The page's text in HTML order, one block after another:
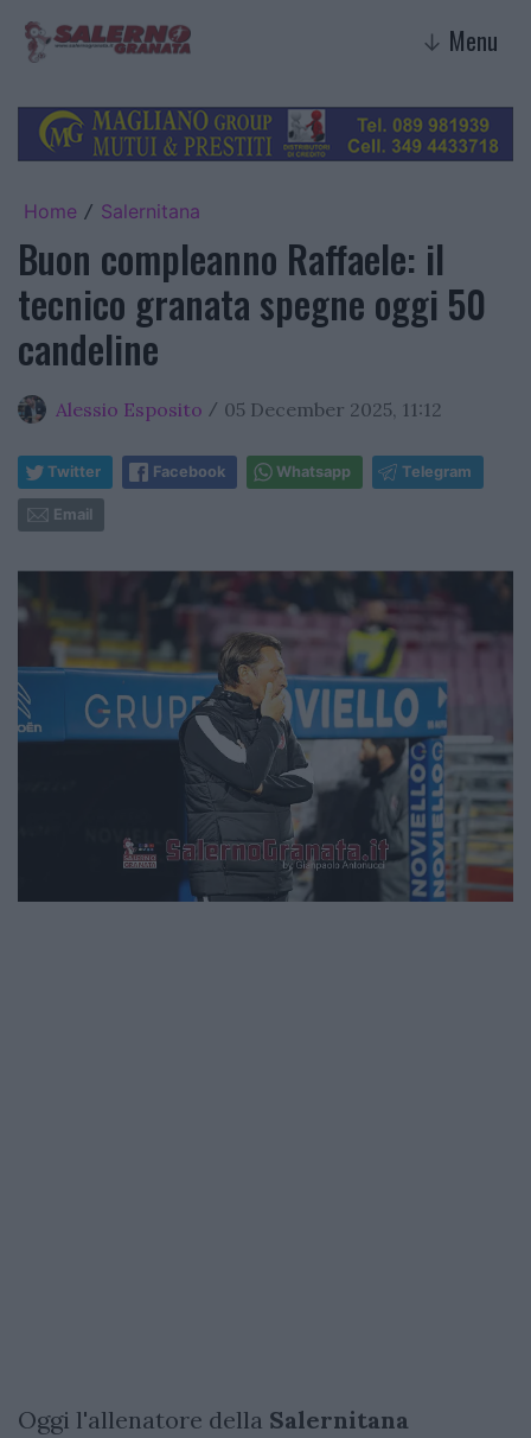
↓ Menu
Home / Salernitana
Buon compleanno Raffaele: il
tecnico granata spegne oggi 50
candeline
Alessio Esposito / 05 December 2025, 11:12
Twitter Facebook Whatsapp Telegram
Email
Oggi l'allenatore della Salernitana